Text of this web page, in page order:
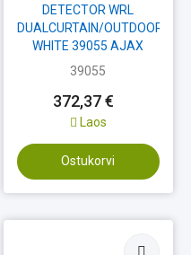
DETECTOR WRL
DUALCURTAIN/OUTDOOR
WHITE 39055 AJAX
39055
372,37 €
Laos
Ostukorvi